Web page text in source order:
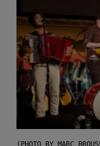
(PHOTO BY MARC